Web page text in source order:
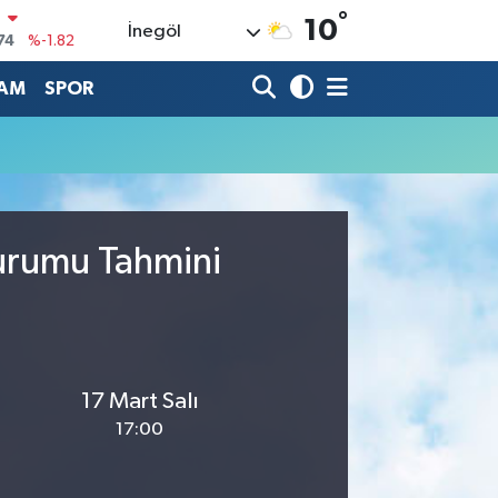
%-1.82
%0.02
%0.18
%0
İnegöl 10°
SPOR
Tahmini
17 Mart Salı
17:00